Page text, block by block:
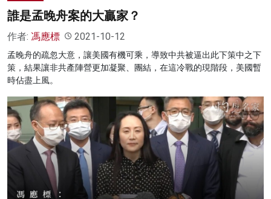
誰是孟晚舟案的大贏家？
作者: 馮應標 2021-10-12
孟晚舟的疏忽大意，讓美國有機可乘，導致中共被逼出此下策中之下
策，結果讓非共產陣營更加凝聚、團結，在這冷戰的現階段，美國暫
時佔盡上風。